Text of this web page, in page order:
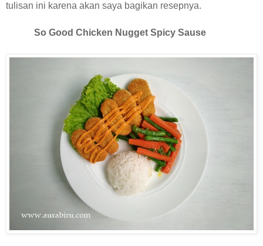
tulisan ini karena akan saya bagikan resepnya.
So Good Chicken Nugget Spicy Sause